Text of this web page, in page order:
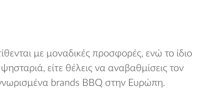
με μοναδικές προσφορές, ενώ το ίδιο
είτε θέλεις να αναβαθμίσεις τον
brands BBQ στην Ευρώπη.